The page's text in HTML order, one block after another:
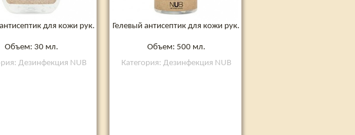
для кожи рук.
Объем: 30 мл.
Дезинфекция NUB
Гелевый антисептик для кожи рук.
Объем: 500 мл.
Категория: Дезинфекция NUB